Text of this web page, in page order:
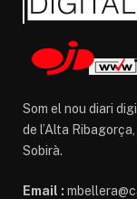
Som el nou diari
de l’Alta
Sobirà.
Email :